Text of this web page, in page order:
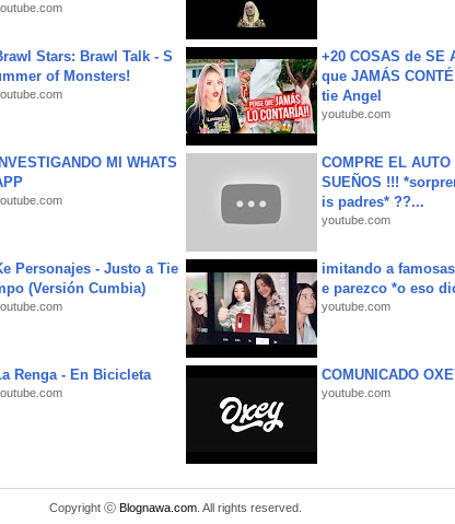
Stars: Brawl Talk - S
of Monsters!
+20 COSAS de SE
que JAMÁS
tie Angel
youtube.com
INVESTIGANDO MI WHATS
COMPRE EL AUTO
SUEÑOS !!!
is padres* ??...
youtube.com
Personajes - Justo a Tie
(Versión Cumbia)
imitando a
e parezco *o eso
youtube.com
Renga - En Bicicleta COMUNICADO
youtube.com
Copyright ⓒ Blognawa.com. All rights reserved.